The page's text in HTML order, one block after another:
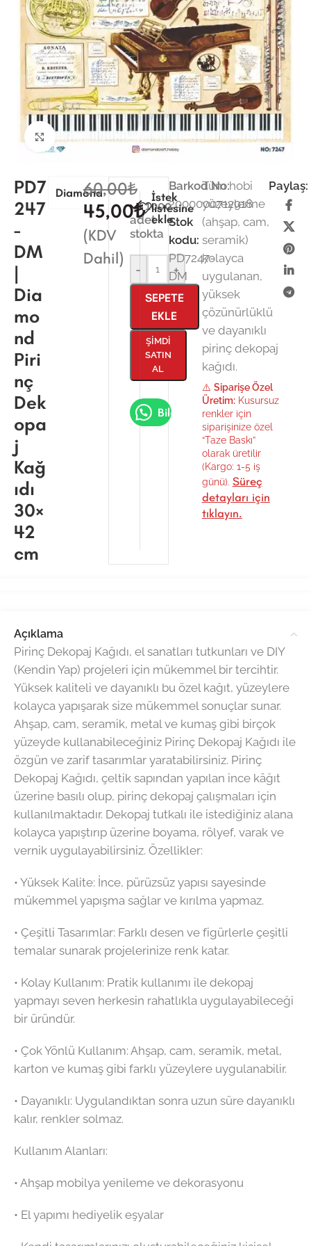
Büyütmek için tıklayın
PD7
247
-
DM
|
Dia
mo
nd
Piri
nç
Dek
opa
j
Kağ
ıdı
30×
42
cm
Diamond60,00₺
45,00₺
(KDV
Dahil)
1000
adet
stokta
- +
SEPETE
EKLE
ŞIMDI
SATIN
AL
Bilgi Al
İstek
listesine
ekle
Barkod No:
2000000712918
Stok
kodu:
PD7247-
DM
Tüm hobi
yüzeylerine
(ahşap, cam,
seramik)
kolayca
uygulanan,
yüksek
çözünürlüklü
ve dayanıklı
pirinç dekopaj
kağıdı.
⚠️ Siparişe Özel
Üretim:Kusursuz
renkler için
siparişinize özel
“Taze Baskı”
olarak üretilir
(Kargo: 1-5 iş
günü). Süreç
detayları için
tıklayın.
Paylaş:
Açıklama
Pirinç Dekopaj Kağıdı, el sanatları tutkunları ve DIY
(Kendin Yap) projeleri için mükemmel bir tercihtir.
Yüksek kaliteli ve dayanıklı bu özel kağıt, yüzeylere
kolayca yapışarak size mükemmel sonuçlar sunar.
Ahşap, cam, seramik, metal ve kumaş gibi birçok
yüzeyde kullanabileceğiniz Pirinç Dekopaj Kağıdı ile
özgün ve zarif tasarımlar yaratabilirsiniz. Pirinç
Dekopaj Kağıdı, çeltik sapından yapılan ince kâğıt
üzerine basılı olup, pirinç dekopaj çalışmaları için
kullanılmaktadır. Dekopaj tutkalı ile istediğiniz alana
kolayca yapıştırıp üzerine boyama, rölyef, varak ve
vernik uygulayabilirsiniz. Özellikler:
•⁠ ⁠Yüksek Kalite: İnce, pürüzsüz yapısı sayesinde
mükemmel yapışma sağlar ve kırılma yapmaz.
•⁠ ⁠Çeşitli Tasarımlar: Farklı desen ve figürlerle çeşitli
temalar sunarak projelerinize renk katar.
•⁠ ⁠Kolay Kullanım: Pratik kullanımı ile dekopaj
yapmayı seven herkesin rahatlıkla uygulayabileceği
bir üründür.
•⁠ ⁠Çok Yönlü Kullanım: Ahşap, cam, seramik, metal,
karton ve kumaş gibi farklı yüzeylere uygulanabilir.
•⁠ ⁠Dayanıklı: Uygulandıktan sonra uzun süre dayanıklı
kalır, renkler solmaz.
Kullanım Alanları:
•⁠ ⁠Ahşap mobilya yenileme ve dekorasyonu
•⁠ ⁠El yapımı hediyelik eşyalar